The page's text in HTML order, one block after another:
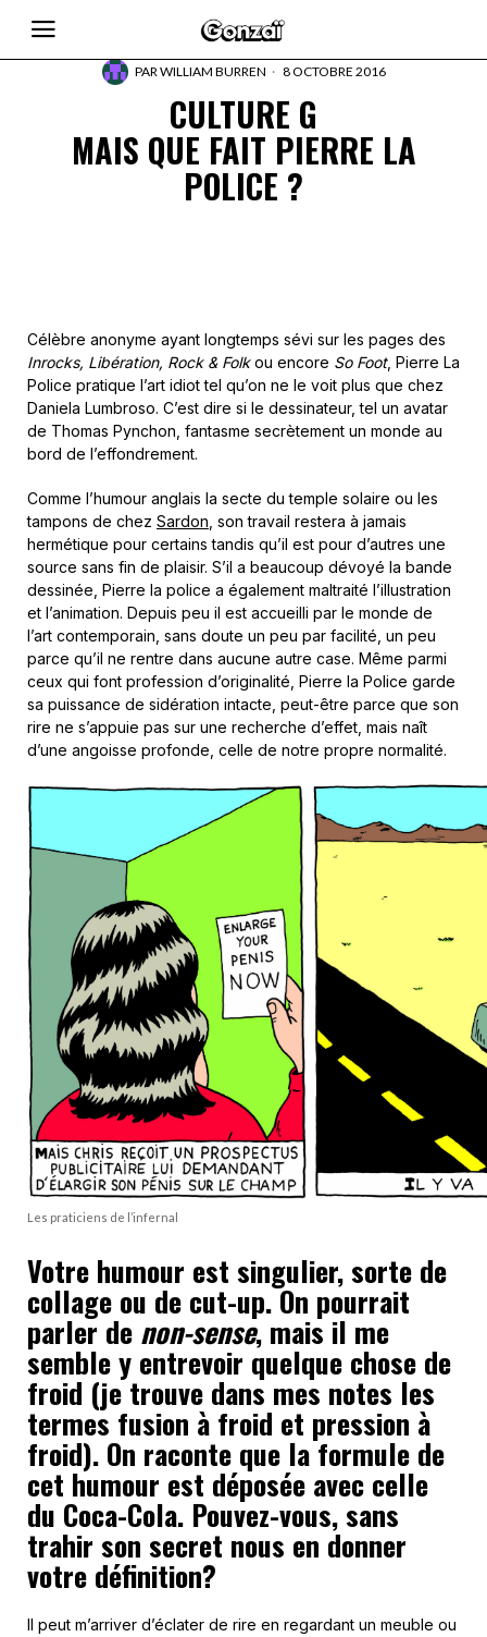
PARWILLIAM BURREN 8 OCTOBRE 2016
CULTURE G
MAIS QUE FAIT PIERRE LA
POLICE ?
Célèbre anonyme ayant longtemps sévi sur les pages des
Inrocks, Libération, Rock & Folkou encore So Foot, Pierre La
Police pratique l’art idiot tel qu’on ne le voit plus que chez
Daniela Lumbroso. C’est dire si le dessinateur, tel un avatar
de Thomas Pynchon, fantasme secrètement un monde au
bord de l’effondrement.
Comme l’humour anglais la secte du temple solaire ou les
tampons de chez Sardon , son travail restera à jamais
hermétique pour certains tandis qu’il est pour d’autres une
source sans fin de plaisir. S’il a beaucoup dévoyé la bande
dessinée, Pierre la police a également maltraité l’illustration
et l’animation. Depuis peu il est accueilli par le monde de
l’art contemporain, sans doute un peu par facilité, un peu
parce qu’il ne rentre dans aucune autre case. Même parmi
ceux qui font profession d’originalité, Pierre la Police garde
sa puissance de sidération intacte, peut-être parce que son
rire ne s’appuie pas sur une recherche d’effet, mais naît
d’une angoisse profonde, celle de notre propre normalité.
Les praticiens de l’infernal
Votre humour est singulier, sorte de
collage ou de cut-up. On pourrait
parler de non-sense, mais il me
semble y entrevoir quelque chose de
froid (je trouve dans mes notes les
termes fusion à froid et pression à
froid). On raconte que la formule de
cet humour est déposée avec celle
du Coca-Cola. Pouvez-vous, sans
trahir son secret nous en donner
votre définition?
Il peut m’arriver d’éclater de rire en regardant un meuble ou